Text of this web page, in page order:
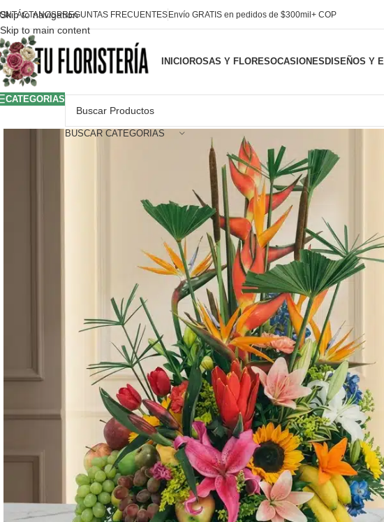
Skip to navigation
Skip to main content
PREGUNTAS FRECUENTESEnvío GRATIS en pedidos de $300mil+ COP
INICIOROSAS Y FLORESOCASIONESDISEÑOS Y
CATEGORIAS
BUSCAR CATEGORIAS